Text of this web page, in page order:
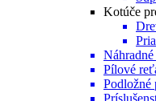
Kotúče
Pílové
Podložné